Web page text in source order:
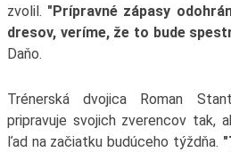
zvolil. "Prípravné zápasy
dresov, veríme, že to bude
Daňo.
Trénerská dvojica Roman
pripravuje svojich zverencov tak,
ľad na začiatku budúceho týždňa.